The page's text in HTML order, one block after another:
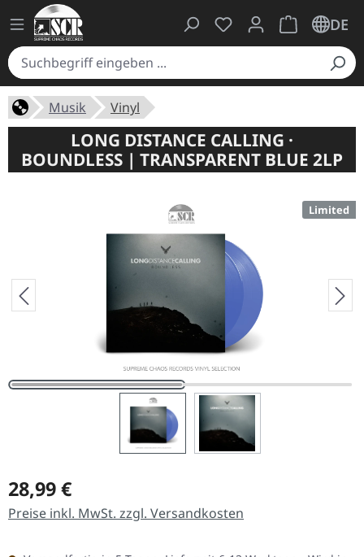
Du hast 0 Produkte
Warenkorb
DE
Musik Vinyl
LONG DISTANCE CALLING ·
BOUNDLESS | TRANSPARENT BLUE 2LP
Limited
Regulärer Preis:
28,99 €
Preise inkl. MwSt. zzgl. Versandkosten